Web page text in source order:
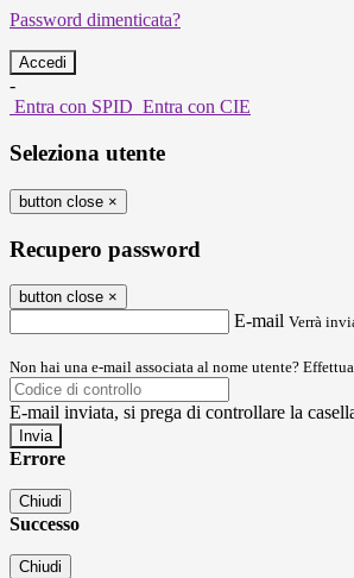
Password dimenticata?
-
Entra con SPID Entra con CIE
Seleziona utente
button close ×
Recupero password
button close ×
E-mail Verrà
Non hai una e-mail associata al nome utente?
E-mail inviata, si prega di controllare la
Errore
Chiudi
Successo
Chiudi